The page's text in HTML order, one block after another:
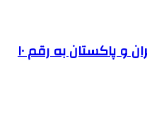
افزایش حجم تجارت بین ایران و پاکستان به رقم ۱۰